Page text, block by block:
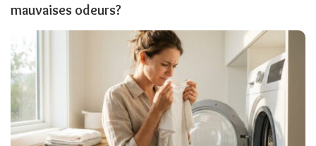
mauvaises odeurs?